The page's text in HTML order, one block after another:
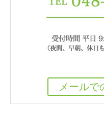
メールで